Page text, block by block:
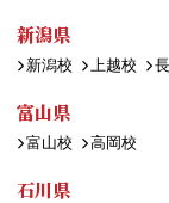
新潟県
新潟校 上越校
富山県
富山校 高岡校
石川県